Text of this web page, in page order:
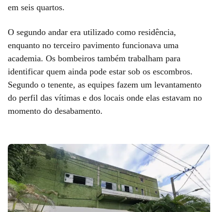
em seis quartos.
O segundo andar era utilizado como residência,
enquanto no terceiro pavimento funcionava uma
academia. Os bombeiros também trabalham para
identificar quem ainda pode estar sob os escombros.
Segundo o tenente, as equipes fazem um levantamento
do perfil das vítimas e dos locais onde elas estavam no
momento do desabamento.